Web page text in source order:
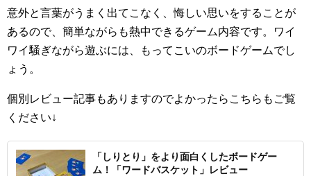
意外と言葉がうまく出てこなく、悔しい思いをすることが
あるので、簡単ながらも熱中できるゲーム内容です。ワイ
ワイ騒ぎながら遊ぶには、もってこいのボードゲームでし
ょう。
個別レビュー記事もありますのでよかったらこちらもご覧
ください↓
「しりとり」をより面白くしたボードゲー
ム！「ワードバスケット」レビュー